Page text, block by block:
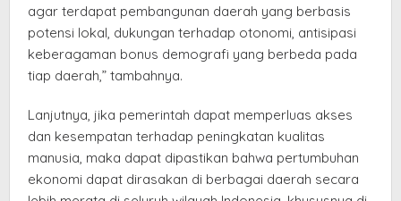
agar terdapat pembangunan daerah yang berbasis
potensi lokal, dukungan terhadap otonomi, antisipasi
keberagaman bonus demografi yang berbeda pada
tiap daerah,” tambahnya.
Lanjutnya, jika pemerintah dapat memperluas akses
dan kesempatan terhadap peningkatan kualitas
manusia, maka dapat dipastikan bahwa pertumbuhan
ekonomi dapat dirasakan di berbagai daerah secara